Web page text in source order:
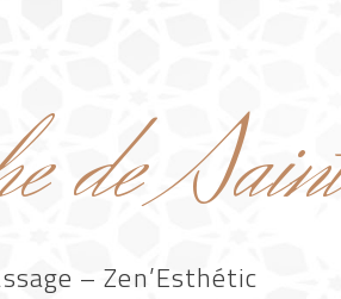
de
– Zen’Esthétic